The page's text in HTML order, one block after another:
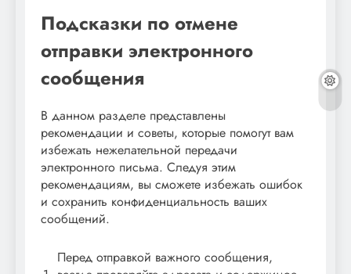
Подсказки по отмене
отправки электронного
сообщения
В данном разделе представлены
рекомендации и советы, которые помогут вам
избежать нежелательной передачи
электронного письма. Следуя этим
рекомендациям, вы сможете избежать ошибок
и сохранить конфиденциальность ваших
сообщений.
Перед отправкой важного сообщения,